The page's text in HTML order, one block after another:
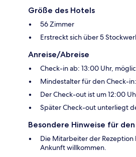
Größe des Hotels
56 Zimmer
Erstreckt sich über 5
Anreise/Abreise
Check-in ab: 13:00 Uhr,
Mindestalter für den Check-
Der Check-out ist um 12:00
Später Check-out unterliegt
Besondere Hinweise für
Die Mitarbeiter der
Ankunft willkommen.